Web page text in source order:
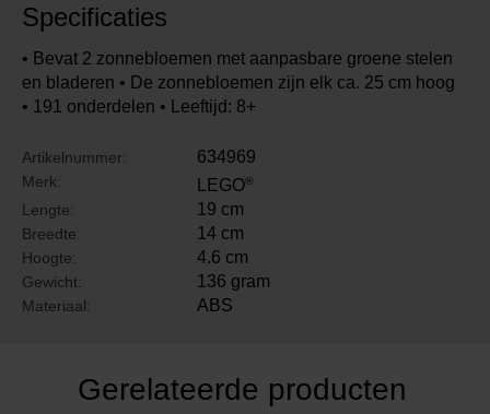
Specificaties
• Bevat 2 zonnebloemen met aanpasbare groene stelen
en bladeren • De zonnebloemen zijn elk ca. 25 cm hoog
• 191 onderdelen • Leeftijd: 8+
Artikelnummer: 634969
Merk: LEGO®
Lengte: 19 cm
Breedte: 14 cm
Hoogte: 4.6 cm
Gewicht: 136 gram
Materiaal: ABS
Gerelateerde producten